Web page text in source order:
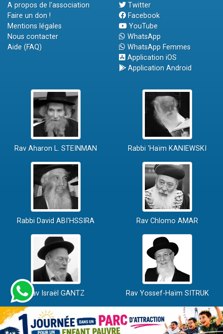
A propos de l'association
Faire un don !
Mentions légales
Nous contacter
Aide (FAQ)
Twitter
Facebook
YouTube
WhatsApp
WhatsApp Femmes
Application iOS
Application Android
Rav Aharon L. STEINMAN Rabbi 'Haïm KANIEWSKI
Rabbi David ABI'HSSIRA Rav Chlomo AMAR
Rav Israël GANTZ Rav Yossef-Haïm SITRUK